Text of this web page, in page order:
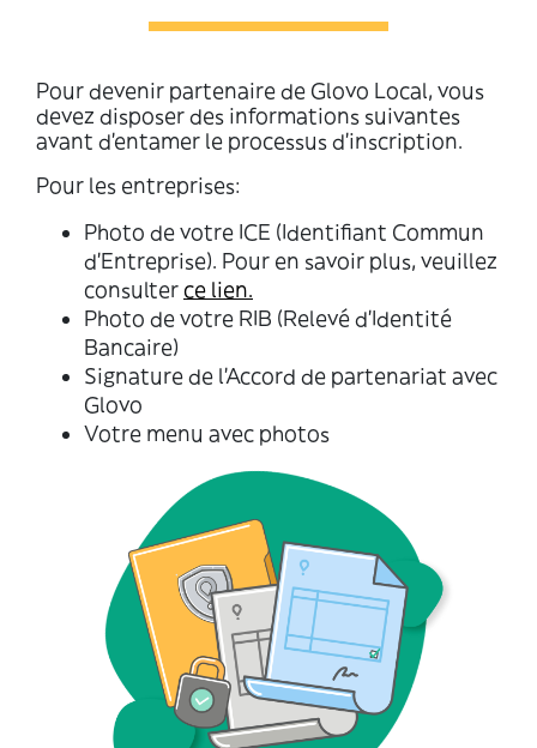
Pour devenir partenaire de Glovo Local, vous
devez disposer des informations suivantes
avant d'entamer le processus d'inscription.
Pour les entreprises:
Photo de votre ICE (Identifiant Commun
d'Entreprise). Pour en savoir plus, veuillez
consulterce lien.
Photo de votre RIB (Relevé d’Identité
Bancaire)
Signature de l'Accord de partenariat avec
Glovo
Votre menu avec photos